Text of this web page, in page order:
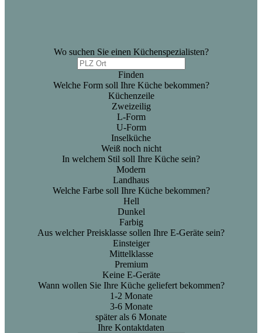
Wo suchen Sie einen Küchenspezialisten?
Finden
Welche Form soll Ihre Küche bekommen?
Küchenzeile
Zweizeilig
L-Form
U-Form
Inselküche
Weiß noch nicht
In welchem Stil soll Ihre Küche sein?
Modern
Landhaus
Welche Farbe soll Ihre Küche bekommen?
Hell
Dunkel
Farbig
Aus welcher Preisklasse sollen Ihre E-Geräte sein?
Einsteiger
Mittelklasse
Premium
Keine E-Geräte
Wann wollen Sie Ihre Küche geliefert bekommen?
1-2 Monate
3-6 Monate
später als 6 Monate
Ihre Kontaktdaten